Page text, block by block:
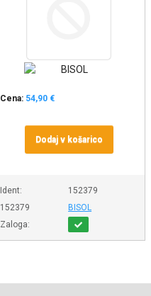
Cena: 54,90 €
Dodaj v košarico
Ident:
152379
152379
BISOL
Zaloga: